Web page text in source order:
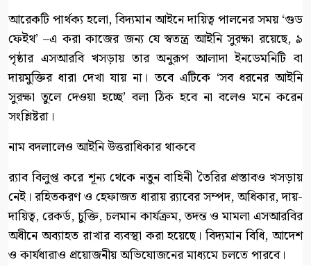
আরেকটি পার্থক্য হলো, বিদ্যমান আইনে দায়িত্ব পালনের সময় ‘গুড
ফেইথ’ –এ করা কাজের জন্য যে স্বতন্ত্র আইনি সুরক্ষা রয়েছে, ৯
পৃষ্ঠার এসআরবি খসড়ায় তার অনুরূপ আলাদা ইনডেমনিটি বা
দায়মুক্তির ধারা দেখা যায় না। তবে এটিকে ‘সব ধরনের আইনি
সুরক্ষা তুলে দেওয়া হচ্ছে’ বলা ঠিক হবে না বলেও মনে করেন
সংশ্লিষ্টরা।
নাম বদলালেও আইনি উত্তরাধিকার থাকবে
র‍্যাব বিলুপ্ত করে শূন্য থেকে নতুন বাহিনী তৈরির প্রস্তাবও খসড়ায়
নেই। রহিতকরণ ও হেফাজত ধারায় র‍্যাবের সম্পদ, অধিকার, দায়-
দায়িত্ব, রেকর্ড, চুক্তি, চলমান কার্যক্রম, তদন্ত ও মামলা এসআরবির
অধীনে অব্যাহত রাখার ব্যবস্থা করা হয়েছে। বিদ্যমান বিধি, আদেশ
ও কার্যধারাও প্রয়োজনীয় অভিযোজনের মাধ্যমে চলতে পারবে।